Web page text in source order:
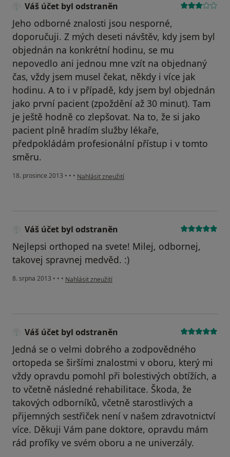
Váš účet byl odstraněn
Jeho odborné znalosti jsou nesporné,
doporučuji. Z mých deseti návštěv, kdy jsem byl
objednán na konkrétní hodinu, se mu
nepovedlo ani jednou mne vzít na objednaný
čas, vždy jsem musel čekat, někdy i více jak
hodinu. A to i v případě, kdy jsem byl objednán
jako první pacient (zpoždění až 30 minut). Tam
je ještě hodně co zlepšovat. Na to, že si jako
pacient plně hradím služby lékaře,
předpokládám profesionální přístup i v tomto
směru.
18. prosince 2013 • • • podle názoru uživatele Váš účet byl odstraněn
Nahlásit zneužití
Váš účet byl odstraněn
Nejlepsi orthoped na svete! Milej, odbornej,
takovej spravnej medvěd. :)
8. srpna 2013 • • • podle názoru uživatele Váš účet byl odstraněn
Nahlásit zneužití
Váš účet byl odstraněn
Jedná se o velmi dobrého a zodpovědného
ortopeda se širšími znalostmi v oboru, který mi
vždy opravdu pomohl při bolestivých obtížích, a
to včetně následné rehabilitace. Škoda, že
takových odborníků, včetně starostlivých a
přijemných sestřiček není v našem zdravotnictví
více. Děkuji Vám pane doktore, opravdu mám
rád profíky ve svém oboru a ne univerzály.